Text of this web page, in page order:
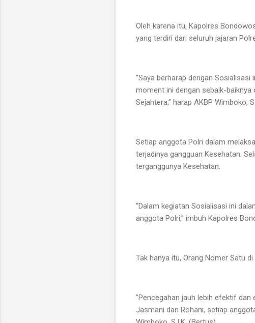
Oleh karena itu, Kapolres
yang terdiri dari seluruh jajaran
“Saya berharap dengan
moment ini dengan sebaik-
Sejahtera,” harap AKBP Wimboko,
Setiap anggota Polri dalam
terjadinya gangguan Kesehatan.
terganggunya Kesehatan.
“Dalam kegiatan Sosialisasi ini
anggota Polri,” imbuh Kapolres
Tak hanya itu, Orang Nomer Satu
"Pencegahan jauh lebih efektif dan
Jasmani dan Rohani, setiap